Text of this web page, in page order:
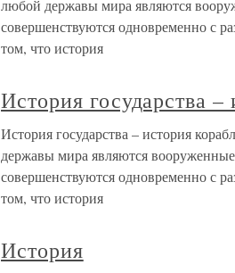
любой державы мира являются
совершенствуются одновременно с
том, что история
История государства
История государства – история
державы мира являются
совершенствуются одновременно с
том, что история
История